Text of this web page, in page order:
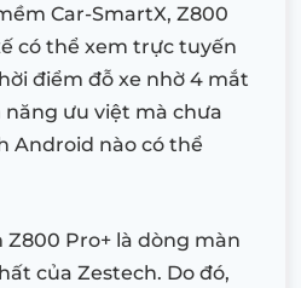
Car-SmartX, Z800
có thể xem trực tuyến
điểm đỗ xe nhờ 4 mắt
ưu việt mà chưa
Android nào có thể
Z800 Pro+ là dòng màn
của Zestech. Do đó,